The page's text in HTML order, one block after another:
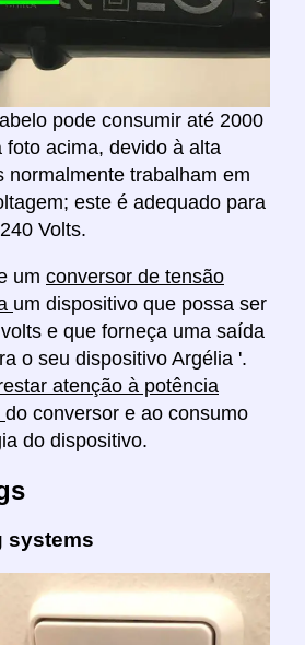
pode consumir até 2000
foto acima, devido à alta
normalmente trabalham em
este é adequado para
Volts.
um conversor de tensão
um dispositivo que possa ser
e que forneça uma saída
o seu dispositivo Argélia '.
atenção à potência
do conversor e ao consumo
do dispositivo.
systems